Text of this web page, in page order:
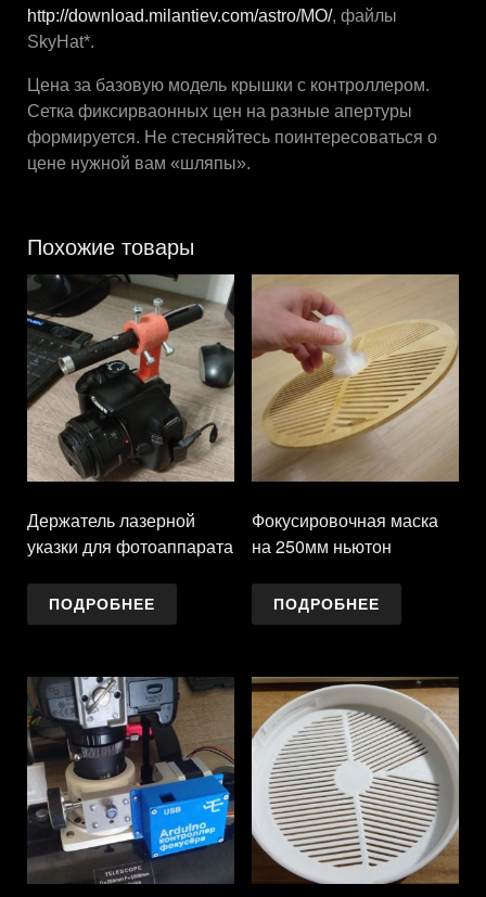
http://download.milantiev.com/astro/MO/, файлы
SkyHat*.
Цена за базовую модель крышки с контроллером.
Сетка фиксирваонных цен на разные апертуры
формируется. Не стесняйтесь поинтересоваться о
цене нужной вам «шляпы».
Похожие товары
Держатель лазерной
указки для фотоаппарата
ПОДРОБНЕЕ
Фокусировочная маска
на 250мм ньютон
ПОДРОБНЕЕ